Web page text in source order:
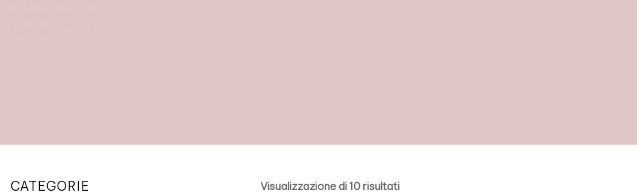
Visualizzazione di 10 risultati
CATEGORIE